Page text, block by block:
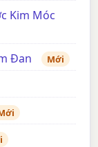
Kim Móc
Đan Mới